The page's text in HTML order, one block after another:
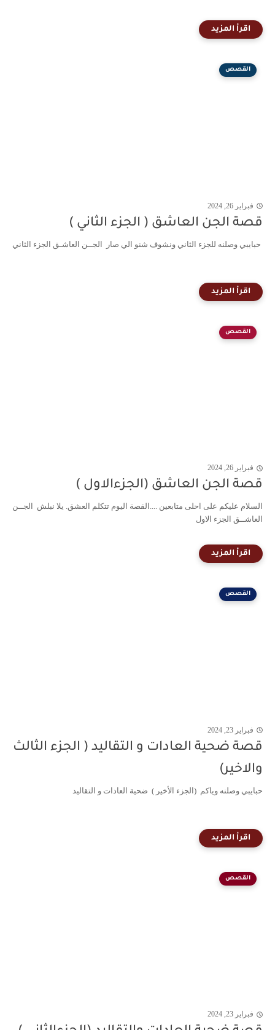
القصص
فبراير 26, 2024
قصة الجن العاشق ( الجزء الثاني )
حبايبي وصلنه للجزء الثاني ونشوف شنو الي صار الجــن العاشـق الجزء الثاني
القصص
فبراير 26, 2024
قصة الجن العاشق (الجزءالاول )
السلام عليكم على احلى متابعين ....القصة اليوم تتكلم العشق. يلا نبلش الجــن
العاشــق الجزء الاول
القصص
فبراير 23, 2024
قصة ضحية العادات و التقاليد ( الجزء الثالث
والاخير)
حبايبي وصلنه وياكم (الجزء الأخير ) ضحية العادات و التقاليد
القصص
فبراير 23, 2024